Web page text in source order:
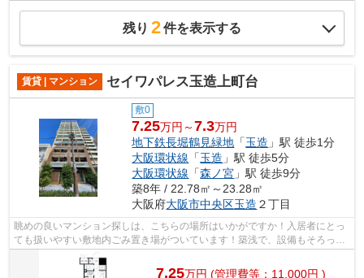
残り 2件を表示する
賃貸 | マンション セイワパレス玉造上町台
敷0
7.25万円～7.3万円
地下鉄長堀鶴見緑地 「玉造 」駅 徒歩1分
大阪環状線 「玉造 」駅 徒歩5分
大阪環状線 「森ノ宮 」駅 徒歩9分
築8年 / 22.78㎡～23.28㎡
大阪府大阪市中央区玉造 ２丁目
眺めの良いマンション探しは、こちらの場所はいかがですか！入居者にとっ
ても扱いやすい敷地内ごみ置き場がついています！築浅で、設備もそろって
7.25万円 (管理費等：11,000円 )